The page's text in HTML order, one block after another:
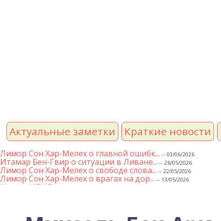
Актуальные заметки Краткие новости
Лимор Сон Хар-Мелех о главной ошибк... -- 03/06/2026
Итамар Бен-Гвир о ситуации в Ливане... -- 26/05/2026
Лимор Сон Хар-Мелех о свободе слова... -- 22/05/2026
Лимор Сон Хар-Мелех о врагах на дор... -- 13/05/2026
Клятва ИГИЛ